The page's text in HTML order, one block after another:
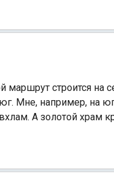
маршрут строится на
Мне, например, на
А золотой храм